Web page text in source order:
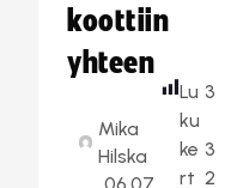
koottiin
yhteen
Mika
Hilska
Lu
ku
ke
rt
3
3
2